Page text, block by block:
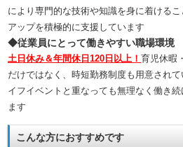
により専門的な技術や知識を身に着ける
アップを積極的に支援しています
◆従業員にとって働きやすい職場環境
土日休み＆年間休日120日以上！育児休暇
だけではなく、時短勤務制度も用意され
イフイベントと重なっても無理なく働き
ます
こんな方におすすめです